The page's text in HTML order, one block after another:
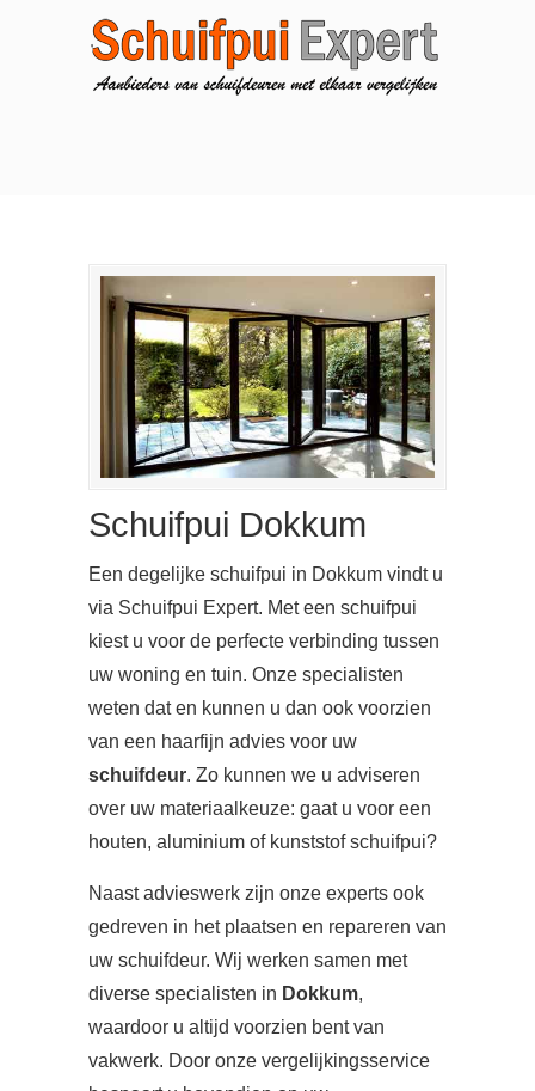
Schuifpui Dokkum
Een degelijke schuifpui in Dokkum vindt u
via Schuifpui Expert. Met een schuifpui
kiest u voor de perfecte verbinding tussen
uw woning en tuin. Onze specialisten
weten dat en kunnen u dan ook voorzien
van een haarfijn advies voor uw
schuifdeur. Zo kunnen we u adviseren
over uw materiaalkeuze: gaat u voor een
houten, aluminium of kunststof schuifpui?
Naast advieswerk zijn onze experts ook
gedreven in het plaatsen en repareren van
uw schuifdeur. Wij werken samen met
diverse specialisten in Dokkum,
waardoor u altijd voorzien bent van
vakwerk. Door onze vergelijkingsservice